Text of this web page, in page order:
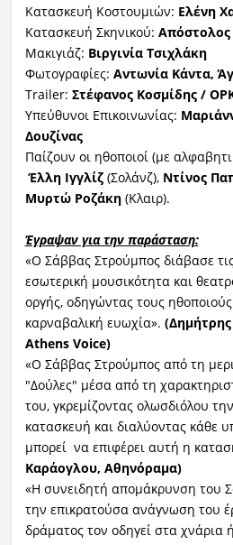
Κατασκευή Κοστουμιών: Ελένη
Κατασκευή Σκηνικού: Απόστολος
Μακιγιάζ: Βιργινία Τσιχλάκη
Φωτογραφίες: Αντωνία Κάντα,
Trailer: Στέφανος Κοσμίδης /
Υπεύθυνοι Επικοινωνίας:
Δουζίνας
Παίζουν οι ηθοποιοί (με
Έλλη Ιγγλίζ(Σολάνζ), Ντίνος
Μυρτώ Ροζάκη(Κλαιρ).
Έγραψαν για την παράσταση:
«Ο Σάββας Στρούμπος διάβασε
εσωτερική μουσικότητα και
οργής, οδηγώντας τους
καρναβαλική ευωχία».
Athens Voice)
«Ο Σάββας Στρούμπος από τη
"Δούλες" μέσα από τη
του, γκρεμίζοντας ολωσδιόλου
κατασκευή και διαλύοντας κάθε
μπορεί να επιφέρει αυτή η
Καράογλου, Αθηνόραμα)
«Η συνειδητή απομάκρυνση του
την επικρατούσα ανάγνωση του
δράματος τον οδηγεί στα χνάρια